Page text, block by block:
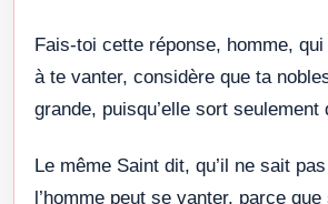
Fais-toi cette réponse, homme,
à te vanter, considère que ta
grande, puisqu’elle sort seulement
Le même Saint dit, qu’il ne sait
l’homme peut se vanter, parce